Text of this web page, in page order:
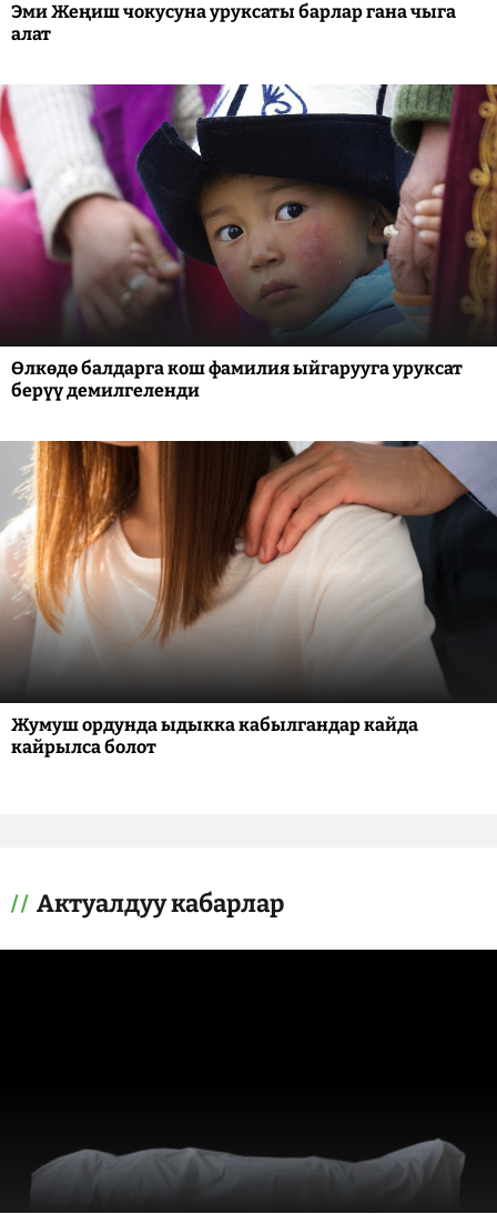
Эми Жеңиш чокусуна уруксаты барлар гана чыга
алат
Өлкөдө балдарга кош фамилия ыйгарууга уруксат
берүү демилгеленди
Жумуш ордунда ыдыкка кабылгандар кайда
кайрылса болот
Актуалдуу кабарлар